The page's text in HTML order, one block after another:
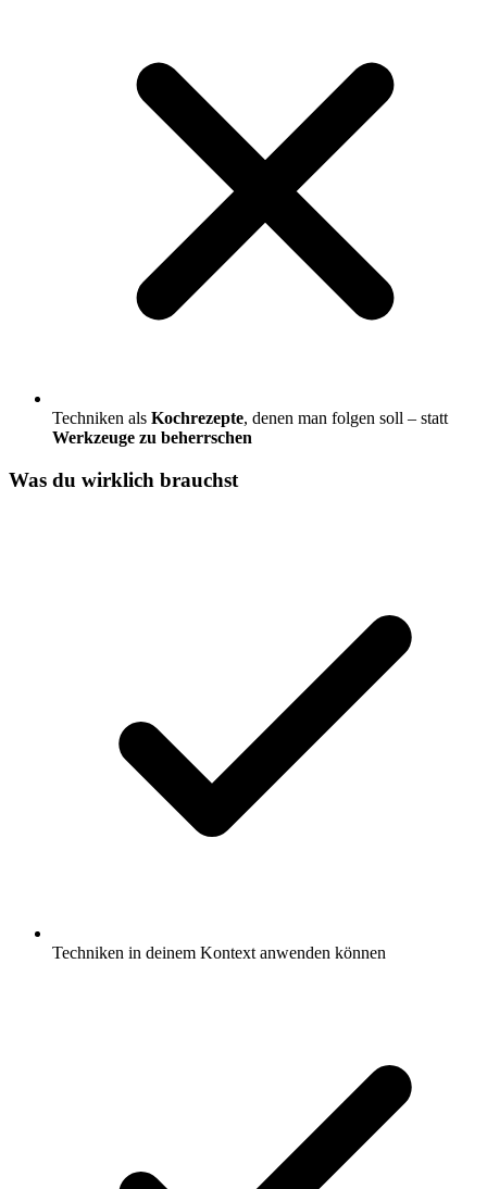
Techniken als Kochrezepte, denen man folgen soll – statt
Werkzeuge zu beherrschen
Was du wirklich brauchst
Techniken in deinem Kontext anwenden können